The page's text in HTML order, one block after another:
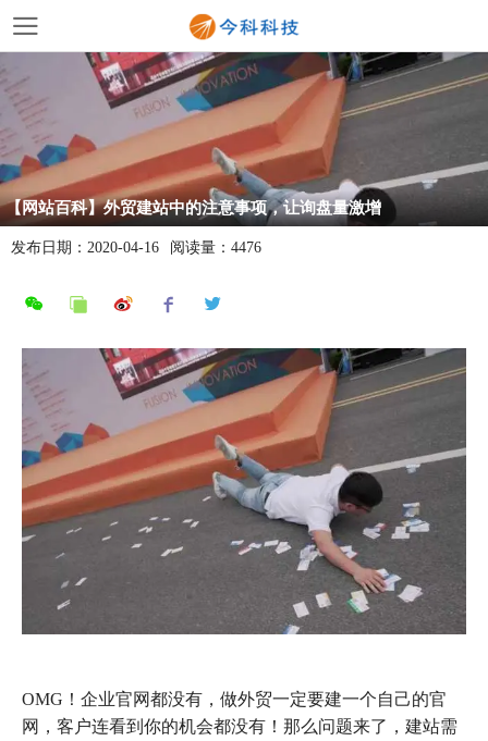
【网站百科】外贸建站中的注意事项，让询盘量激增
发布日期： 2020-04-16 阅读量： 4476
OMG！企业官网都没有，做外贸一定要建一个自己的官
网，客户连看到你的机会都没有！那么问题来了，建站需